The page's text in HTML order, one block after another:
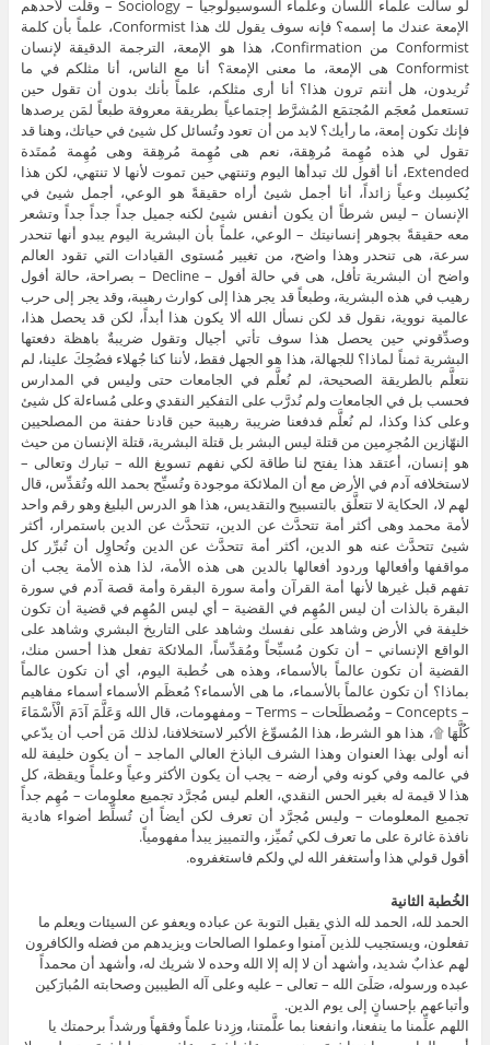
لو سألت علماء اللسان وعلماء السوسيولوجيا – Sociology – وقلت لأحدهم
الإمعة عندك ما إسمه؟ فإنه سوف يقول لك هذا Conformist، علماً بأن كلمة
Conformist من Confirmation، هذا هو الإمعة، الترجمة الدقيقة لإنسان
Conformist هى الإمعة، ما معنى الإمعة؟ أنا مع الناس، أنا مثلكم في ما
تُريدون، هل أنتم ترون هذا؟ أنا أرى مثلكم، علماً بأنك بدون أن تقول حين
تستعمل مُعجَم المُجتمَع المُشرَّط إجتماعياً بطريقة معروفة طبعاً لمَن يرصدها
فإنك تكون إمعة، ما رأيك؟ لابد من أن تعود وتُسائل كل شيئ في حياتك، وهنا قد
تقول لي هذه مُهِمة مُرهِقة، نعم هى مُهِمة مُرهِقة وهى مُهِمة مُمتَدة
Extended، أنا أقول لك تبدأها اليوم وتنتهي حين تموت لأنها لا تنتهي، لكن هذا
يُكسِبك وعياً زائداً، أنا أجمل شيئ أراه حقيقةً هو الوعي، أجمل شيئ في
الإنسان – ليس شرطاً أن يكون أنفس شيئ لكنه جميل جداً جداً جداً وتشعر
معه حقيقةً بجوهر إنسانيتك – الوعي، علماً بأن البشرية اليوم يبدو أنها تنحدر
سرعة، هى تنحدر وهذا واضح، من تغيير مُستوى القيادات التي تقود العالم
واضح أن البشرية تأفل، هى في حالة أفول – Decline – بصراحة، حالة أفول
رهيب في هذه البشرية، وطبعاً قد يجر هذا إلى كوارث رهيبة، وقد يجر إلى حرب
عالمية نووية، نقول قد لكن نسأل الله ألا يكون هذا أبداً، لكن قد يحصل هذا،
وصدِّقوني حين يحصل هذا سوف تأتي أجيال وتقول ضريبةٌ باهظة دفعتها
البشرية ثمناً لماذا؟ للجهالة، هذا هو الجهل فقط، لأننا كنا جُهلاء فضُحِكَ علينا، لم
نتعلَّم بالطريقة الصحيحة، لم نُعلَّم في الجامعات حتى وليس في المدارس
فحسب بل في الجامعات ولم نُدرَّب على التفكير النقدي وعلى مُساءلة كل شيئ
وعلى كذا وكذا، لم نُعلَّم فدفعنا ضريبة رهيبة حين قادنا حفنة من المصلحيين
النهّازين المُجرِمين من قتلة ليس البشر بل قتلة البشرية، قتلة الإنسان من حيث
هو إنسان، أعتقد هذا يفتح لنا طاقة لكي نفهم تسويغ الله – تبارك وتعالى –
لاستخلافه آدم في الأرض مع أن الملائكة موجودة وتُسبِّح بحمد الله وتُقدِّس، قال
لهم لا، الحكاية لا تتعلَّق بالتسبيح والتقديس، هذا هو الدرس البليغ وهو رقم واحد
لأمة محمد وهى أكثر أمة تتحدَّث عن الدين، تتحدَّث عن الدين باستمرار، أكثر
شيئ تتحدَّث عنه هو الدين، أكثر أمة تتحدَّث عن الدين وتُحاوِل أن تُبرِّر كل
مواقفها وأفعالها وردود أفعالها بالدين هى هذه الأمة، لذا هذه الأمة يجب أن
تفهم قبل غيرها لأنها أمة القرآن وأمة سورة البقرة وأمة قصة آدم في سورة
البقرة بالذات أن ليس المُهِم في القضية – أي ليس المُهِم في قضية أن تكون
خليفة في الأرض وشاهد على نفسك وشاهد على التاريخ البشري وشاهد على
الواقع الإنساني – أن تكون مُسبِّحاً ومُقدِّساً، الملائكة تفعل هذا أحسن منك،
القضية أن تكون عالماً بالأسماء، وهذه هى خُطبة اليوم، أي أن تكون عالماً
بماذا؟ أن تكون عالماً بالأسماء، ما هى الأسماء؟ مُعظَم الأسماء أسماء مفاهيم
– Concepts – ومُصطلَحات – Terms – ومفهومات، قال الله وَعَلَّمَ آدَمَ الْأَسْمَاءَ
كُلَّهَا ۩، هذا هو الشرط، هذا المُسوِّغ الأكبر لاستخلافنا، لذلك مَن أحب أن يدّعي
أنه أولى بهذا العنوان وهذا الشرف الباذخ العالي الماجد – أن يكون خليفة لله
في عالمه وفي كونه وفي أرضه – يجب أن يكون الأكثر وعياً وعلماً ويقظة، كل
هذا لا قيمة له بغير الحس النقدي، العلم ليس مُجرَّد تجميع معلومات – مُهِم جداً
تجميع المعلومات – وليس مُجرَّد أن تعرف لكن أيضاً أن تُسلِّط أضواء هادية
نافذة غائرة على ما تعرف لكي تُميِّز، والتمييز يبدأ مفهومياً.
أقول قولي هذا وأستغفر الله لي ولكم فاستغفروه.
الخُطبة الثانية
الحمد لله، الحمد لله الذي يقبل التوبة عن عباده ويعفو عن السيئات ويعلم ما
تفعلون، ويستجيب للذين آمنوا وعملوا الصالحات ويزيدهم من فضله والكافرون
لهم عذابٌ شديد، وأشهد أن لا إله إلا الله وحده لا شريك له، وأشهد أن محمداً
عبده ورسوله، صَلَىَ الله – تعالى – عليه وعلى آله الطيبين وصحابته المُبارَكين
وأتباعهم بإحسانٍ إلى يوم الدين.
اللهم علِّمنا ما ينفعنا، وانفعنا بما علَّمتنا، وزِدنا علماً وفقهاً ورشداً برحمتك يا